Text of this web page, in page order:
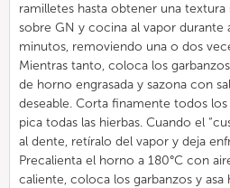
ramilletes hasta obtener una textura
sobre GN y cocina al vapor durante
minutos, removiendo una o dos
Mientras tanto, coloca los
de horno engrasada y sazona con
deseable. Corta finamente todos los
pica todas las hierbas. Cuando el
al dente, retíralo del vapor y deja
Precalienta el horno a 180°C con
caliente, coloca los garbanzos y asa